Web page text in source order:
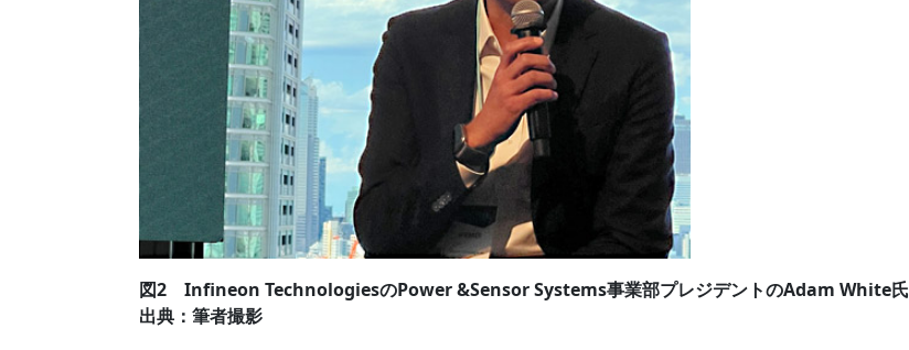
図2 Infineon TechnologiesのPower &Sensor Systems事業部プレジデントのAdam White氏
出典：筆者撮影